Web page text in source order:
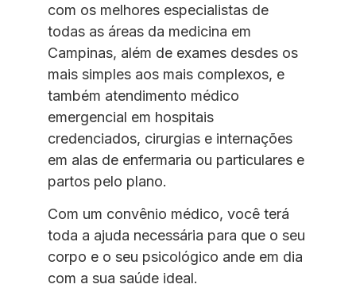
com os melhores especialistas de
todas as áreas da medicina em
Campinas, além de exames desdes os
mais simples aos mais complexos, e
também atendimento médico
emergencial em hospitais
credenciados, cirurgias e internações
em alas de enfermaria ou particulares e
partos pelo plano.
Com um convênio médico, você terá
toda a ajuda necessária para que o seu
corpo e o seu psicológico ande em dia
com a sua saúde ideal.